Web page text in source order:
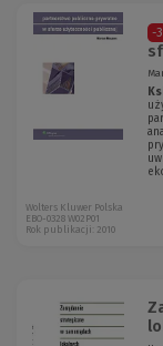
-
Wolters Kluwer Polska
EBO-0328 W02P01
Rok publikacji: 2010